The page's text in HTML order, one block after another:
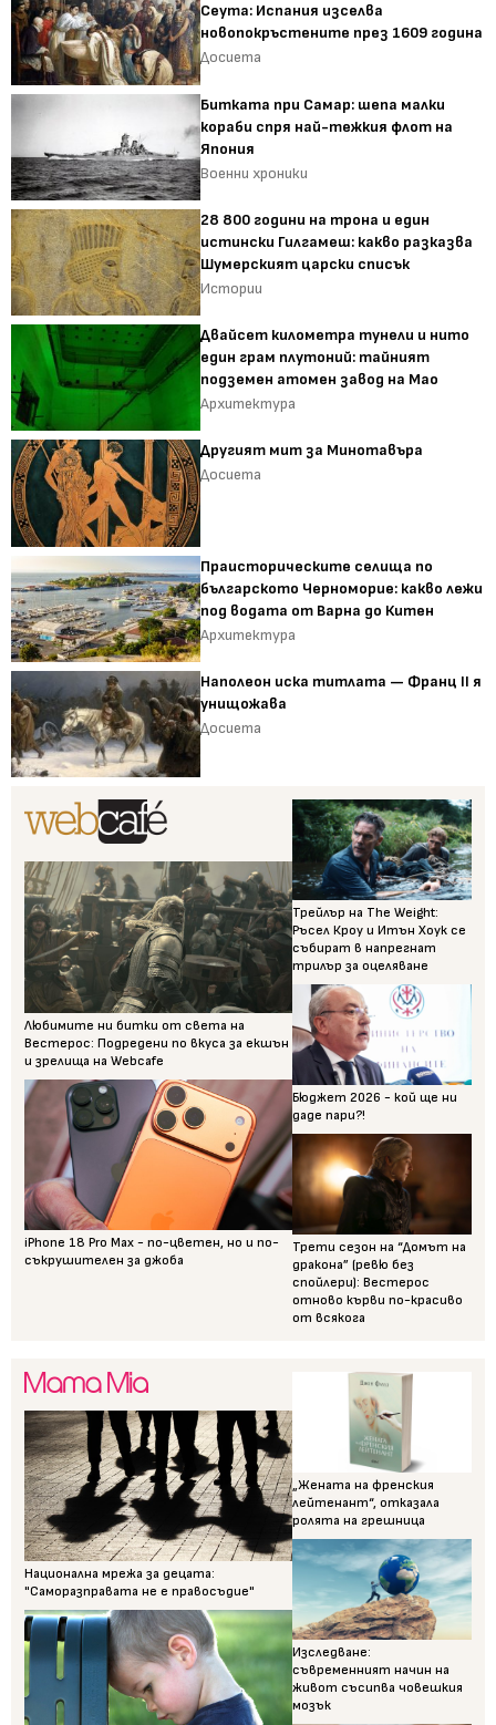
Сеута: Испания изселва
новопокръстените през 1609 година
Досиета
Битката при Самар: шепа малки
кораби спря най-тежкия флот на
Япония
Военни хроники
28 800 години на трона и един
истински Гилгамеш: какво разказва
Шумерският царски списък
Истории
Двайсет километра тунели и нито
един грам плутоний: тайният
подземен атомен завод на Мао
Архитектура
Другият мит за Минотавъра
Досиета
Праисторическите селища по
българското Черноморие: какво лежи
под водата от Варна до Китен
Архитектура
Наполеон иска титлата — Франц II я
унищожава
Досиета
Любимите ни битки от света на
Вестерос: Подредени по вкуса за екшън
и зрелища на Webcafe
iPhone 18 Pro Max - по-цветен, но и по-
съкрушителен за джоба
Трейлър на The Weight:
Ръсел Кроу и Итън Хоук се
събират в напрегнат
трилър за оцеляване
Бюджет 2026 - кой ще ни
даде пари?!
Трети сезон на “Домът на
дракона” (ревю без
спойлери): Вестерос
отново кърви по-красиво
от всякога
Национална мрежа за децата:
"Саморазправата не е правосъдие"
„Жената на френския
лейтенант“, отказала
ролята на грешница
Изследване:
съвременният начин на
живот съсипва човешкия
мозък